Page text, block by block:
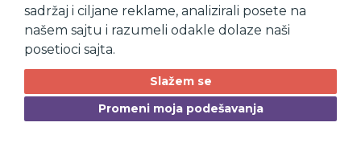
sadržaj i ciljane reklame, analizirali posete na
našem sajtu i razumeli odakle dolaze naši
posetioci sajta.
Slažem se
Promeni moja podešavanja
Ljudi
Workflow
Osnovni podaci
Kontakt podaci